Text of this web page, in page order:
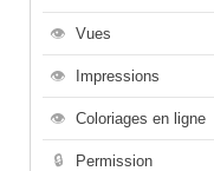
👁 Vues
👁 Impressions
👁 Coloriages en ligne
🔒 Permission